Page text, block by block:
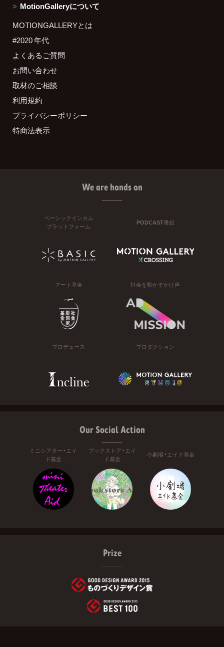
MotionGalleryについて
MOTIONGALLERYとは
#2020 年代
よくあるご質問
お問い合わせ
取材のご相談
利用規約
プライバシーポリシー
特商法表示
We are hands on
ベーシックインカム
プラットフォーム
PODCAST番組
アート基金 社会を動かすかけ声
プロデュース プロダクション
Our Social Action
ミニシアター・エイ
ド基金
ブックストア・エイ
ド基金
小劇場・エイド基金
Prize